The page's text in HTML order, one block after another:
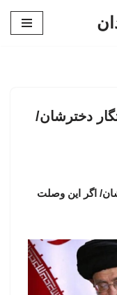
دخترشان/
اگر این وصلت